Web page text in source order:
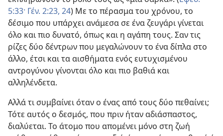
5:33· Γέν. 2:23, 24) Με το πέρασμα του χρόνου, το
δέσιμο που υπάρχει ανάμεσα σε ένα ζευγάρι γίνεται
όλο και πιο δυνατό, όπως και η αγάπη τους. Σαν τις
ρίζες δύο δέντρων που μεγαλώνουν το ένα δίπλα στο
άλλο, έτσι και τα αισθήματα ενός ευτυχισμένου
αντρογύνου γίνονται όλο και πιο βαθιά και
αλληλένδετα.
Αλλά τι συμβαίνει όταν ο ένας από τους δύο πεθαίνει;
Τότε αυτός ο δεσμός, που πριν ήταν αδιάσπαστος,
διαλύεται. Το άτομο που απομένει μόνο στη ζωή